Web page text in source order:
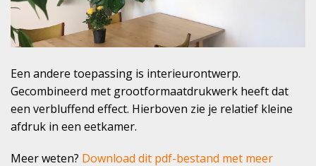
Een andere toepassing is interieurontwerp.
Gecombineerd met grootformaatdrukwerk heeft dat
een verbluffend effect. Hierboven zie je relatief kleine
afdruk in een eetkamer.
Meer weten? Download dit pdf-bestand met meer